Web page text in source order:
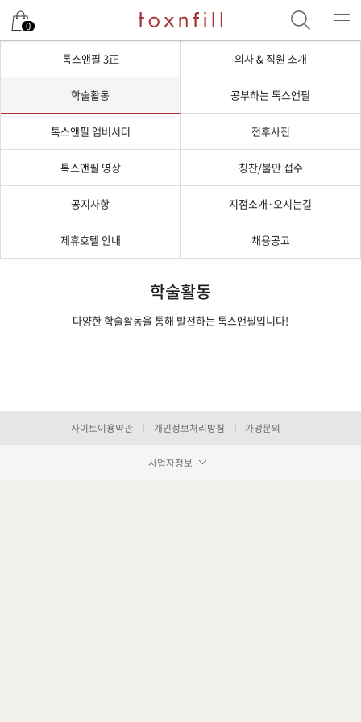
0
톡스앤필 3正 의사 & 직원 소개
학술활동 공부하는 톡스앤필
톡스앤필 앰버서더 전후사진
톡스앤필 영상 칭찬/불만 접수
공지사항 지점소개·오시는길
제휴호텔 안내 채용공고
학술활동
다양한 학술활동을 통해 발전하는 톡스앤필입니다!
사이트이용약관 개인정보처리방침 가맹문의
사업자정보